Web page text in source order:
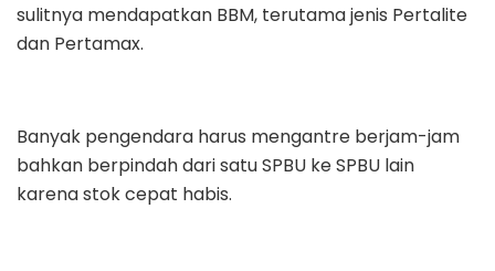
sulitnya mendapatkan BBM, terutama jenis Pertalite
dan Pertamax.
Banyak pengendara harus mengantre berjam-jam
bahkan berpindah dari satu SPBU ke SPBU lain
karena stok cepat habis.